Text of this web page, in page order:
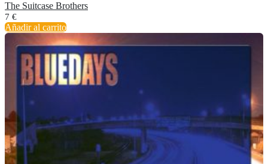
The Suitcase Brothers
7 €
Añadir al carrito